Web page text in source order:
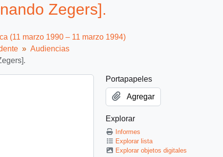
Zegers].
(11 marzo 1990 – 11 marzo 1994)
Audiencias
Portapapeles
Agregar
Explorar
Informes
Explorar lista
Explorar objetos digitales